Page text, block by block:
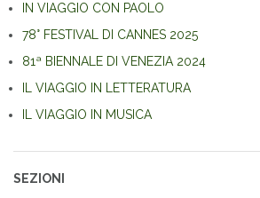
IN VIAGGIO CON PAOLO
78° FESTIVAL DI CANNES 2025
81ª BIENNALE DI VENEZIA 2024
IL VIAGGIO IN LETTERATURA
IL VIAGGIO IN MUSICA
SEZIONI